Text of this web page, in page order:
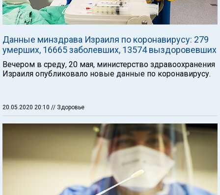
Данные минздрава Израиля по коронавирусу: 279
умерших, 16665 заболевших, 13574 выздоровевших
Вечером в среду, 20 мая, министерство здравоохранения
Израиля опубликовало новые данные по коронавирусу.
20.05.2020 20:10 // Здоровье